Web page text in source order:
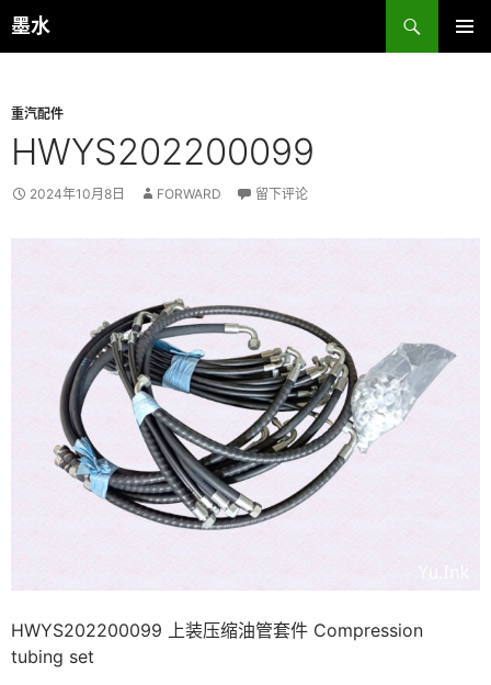
跳
至
墨水
搜
索
重汽配件
HWYS202200099
2024年10月8日 FORWARD 留下评论
HWYS202200099 上装压缩油管套件 Compression
tubing set